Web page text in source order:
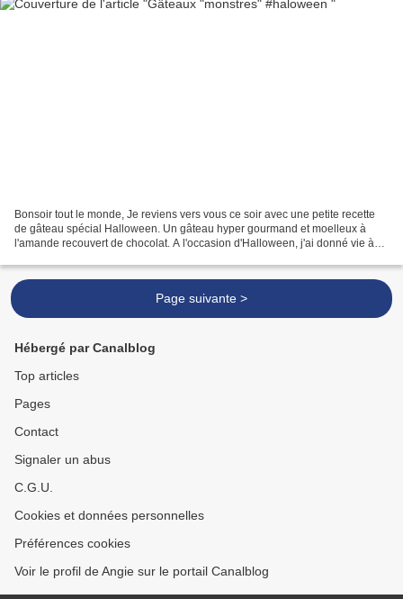
Bonsoir tout le monde, Je reviens vers vous ce soir avec une petite recette
de gâteau spécial Halloween. Un gâteau hyper gourmand et moelleux à
l'amande recouvert de chocolat. A l'occasion d'Halloween, j'ai donné vie à
Page suivante >
Hébergé par Canalblog
Top articles
Pages
Contact
Signaler un abus
C.G.U.
Cookies et données personnelles
Préférences cookies
Voir le profil de Angie sur le portail Canalblog